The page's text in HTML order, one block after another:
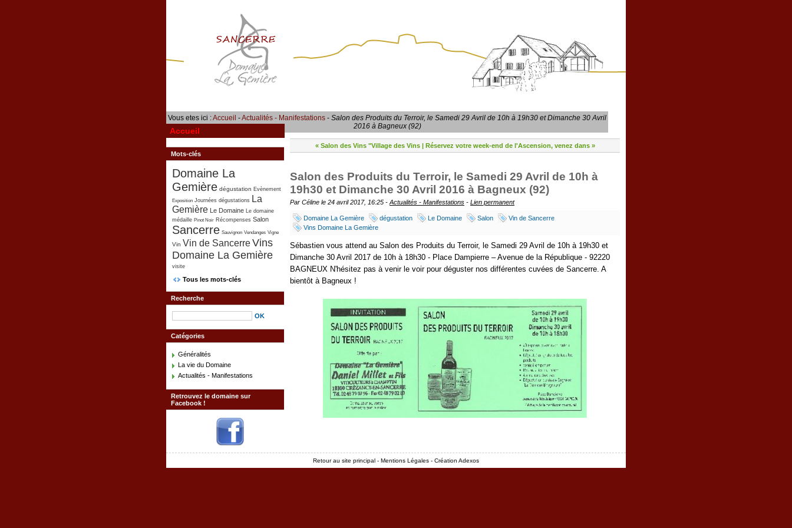
Vous etes ici :Accueil -Actualités - Manifestations - Salon des Produits du Terroir, le Samedi 29 Avril de 10h à 19h30 et Dimanche 30 Avril
2016 à Bagneux (92)
Accueil
« Salon des Vins "Village des Vins| Réservez votre week-end de l'Ascension, venez dans »
Salon des Produits du Terroir, le Samedi 29 Avril de 10h à
19h30 et Dimanche 30 Avril 2016 à Bagneux (92)
Par Céline le 24 avril 2017, 16:25 - Actualités - Manifestations - Lien permanent
Domaine La Gemière dégustation Le Domaine Salon
Vin de Sancerre
Vins Domaine La Gemière
Sébastien vous attend au Salon des Produits du Terroir, le Samedi 29 Avril de 10h à 19h30 et
Dimanche 30 Avril 2017 de 10h à 18h30 - Place Dampierre – Avenue de la République - 92220
BAGNEUX N'hésitez pas à venir le voir pour déguster nos différentes cuvées de Sancerre. A
bientôt à Bagneux !
Mots-clés
Domaine La
Gemière dégustation Evènement
Exposition Journées dégustations La
Gemière Le Domaine Le domaine
médaille Pinot Noir Récompenses Salon
Sancerre Sauvignon Vendanges Vigne
Vin Vin de SancerreVins
Domaine La Gemière
visite
Tous les mots-clés
Recherche
Catégories
Généralités
La vie du Domaine
Actualités - Manifestations
Retrouvez le domaine sur
Facebook !
Retour au site principal - Mentions Légales - Création Adexos